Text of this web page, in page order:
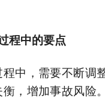
程中的要点
程中，需要不断调
衡，增加事故风险